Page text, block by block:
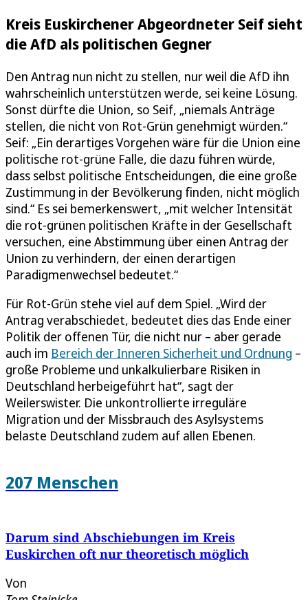
Kreis Euskirchener Abgeordneter Seif sieht
die AfD als politischen Gegner
Den Antrag nun nicht zu stellen, nur weil die AfD ihn
wahrscheinlich unterstützen werde, sei keine Lösung.
Sonst dürfte die Union, so Seif, „niemals Anträge
stellen, die nicht von Rot-Grün genehmigt würden.“
Seif: „Ein derartiges Vorgehen wäre für die Union eine
politische rot-grüne Falle, die dazu führen würde,
dass selbst politische Entscheidungen, die eine große
Zustimmung in der Bevölkerung finden, nicht möglich
sind.“ Es sei bemerkenswert, „mit welcher Intensität
die rot-grünen politischen Kräfte in der Gesellschaft
versuchen, eine Abstimmung über einen Antrag der
Union zu verhindern, der einen derartigen
Paradigmenwechsel bedeutet.“
Für Rot-Grün stehe viel auf dem Spiel. „Wird der
Antrag verabschiedet, bedeutet dies das Ende einer
Politik der offenen Tür, die nicht nur – aber gerade
auch im Bereich der Inneren Sicherheit und Ordnung –
große Probleme und unkalkulierbare Risiken in
Deutschland herbeigeführt hat“, sagt der
Weilerswister. Die unkontrollierte irreguläre
Migration und der Missbrauch des Asylsystems
belaste Deutschland zudem auf allen Ebenen.
207 Menschen
Darum sind Abschiebungen im Kreis
Euskirchen oft nur theoretisch möglich
Von